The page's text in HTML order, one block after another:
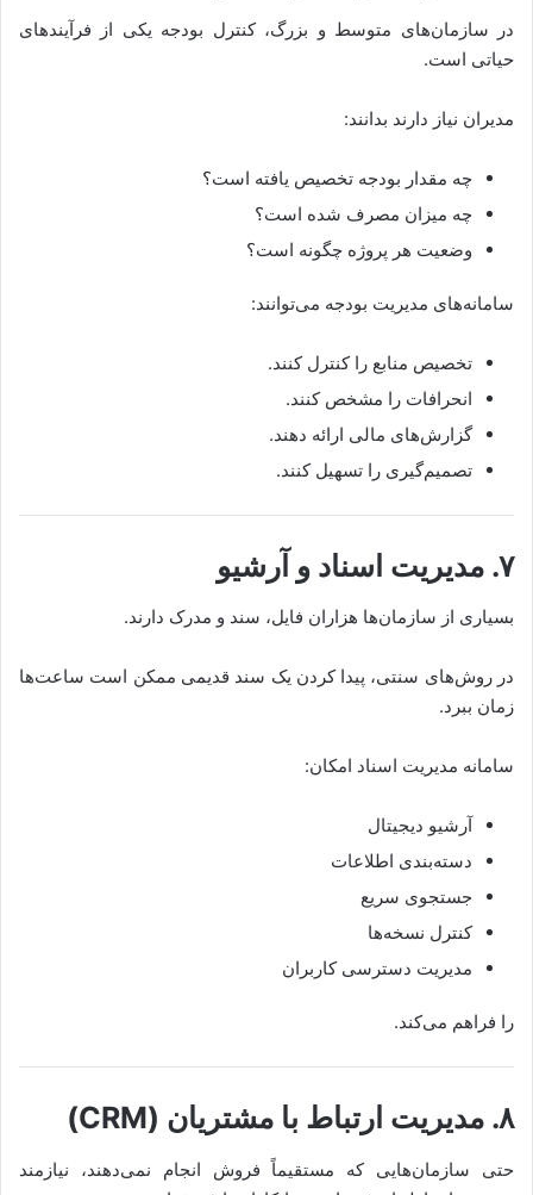
در سازمان‌های متوسط و بزرگ، کنترل بودجه یکی از فرآیندهای
حیاتی است.
مدیران نیاز دارند بدانند:
چه مقدار بودجه تخصیص یافته است؟
چه میزان مصرف شده است؟
وضعیت هر پروژه چگونه است؟
سامانه‌های مدیریت بودجه می‌توانند:
تخصیص منابع را کنترل کنند.
انحرافات را مشخص کنند.
گزارش‌های مالی ارائه دهند.
تصمیم‌گیری را تسهیل کنند.
۷. مدیریت اسناد و آرشیو
بسیاری از سازمان‌ها هزاران فایل، سند و مدرک دارند.
در روش‌های سنتی، پیدا کردن یک سند قدیمی ممکن است ساعت‌ها
زمان ببرد.
سامانه مدیریت اسناد امکان:
آرشیو دیجیتال
دسته‌بندی اطلاعات
جستجوی سریع
کنترل نسخه‌ها
مدیریت دسترسی کاربران
را فراهم می‌کند.
۸. مدیریت ارتباط با مشتریان (CRM)
حتی سازمان‌هایی که مستقیماً فروش انجام نمی‌دهند، نیازمند